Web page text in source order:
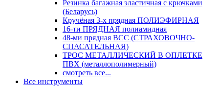
Резинка багажная эластичная с крючками
(Беларусь)
Кручёная 3-х прядная ПОЛИЭФИРНАЯ
16-ти ПРЯДНАЯ полиамидная
48-ми прядная ВСС (СТРАХОВОЧНО-
СПАСАТЕЛЬНАЯ)
ТРОС МЕТАЛЛИЧЕСКИЙ В ОПЛЕТКЕ
ПВХ (металлополимерный)
смотреть все...
Все инструменты